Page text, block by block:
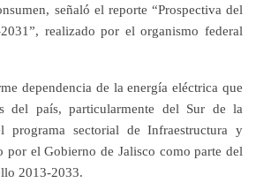
señaló el reporte “Prospectiva del
realizado por el organismo federal
dependencia de la energía eléctrica que
del país, particularmente del Sur de la
programa sectorial de Infraestructura y
por el Gobierno de Jalisco como parte del
2013-2033.